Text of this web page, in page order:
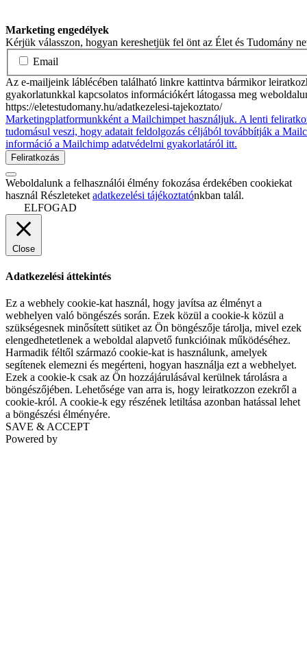
Marketing engedélyek
Kérjük válasszon, hogyan kereshetjük fel önt az Élet és Tudomány
Email
Az e-mailjeink láblécében található linkre kattintva bármikor
gyakorlatunkkal kapcsolatos információkért látogassa meg
https://eletestudomany.hu/adatkezelesi-tajekoztato/
Marketingplatformunkként a Mailchimpet használjuk. A lenti
tudomásul veszi, hogy adatait feldolgozás céljából továbbítják a
információ a Mailchimp adatvédelmi gyakorlatáról itt.
Weboldalunk a felhasználói élmény fokozása érdekében cookiekat
használ Részleteket adatkezelési tájékoztatónkban talál.
ELFOGAD
Close
Adatkezelési áttekintés
Ez a webhely cookie-kat használ, hogy javítsa az élményt a
webhelyen való böngészés során. Ezek közül a cookie-k közül a
szükségesnek minősített sütiket az Ön böngészője tárolja, mivel ezek
elengedhetetlenek a weboldal alapvető funkcióinak működéséhez.
Harmadik féltől származó cookie-kat is használunk, amelyek
segítenek elemezni és megérteni, hogyan használja ezt a webhelyet.
Ezek a cookie-k csak az Ön hozzájárulásával kerülnek tárolásra a
böngészőjében. Lehetősége van arra is, hogy leiratkozzon ezekről a
cookie-król. A cookie-k egy részének letiltása azonban hatással lehet
a böngészési élményére.
SAVE & ACCEPT
Powered by